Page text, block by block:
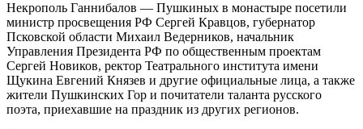
Некрополь Ганнибалов — Пушкиных в монастыре посетили
министр просвещения РФ Сергей Кравцов, губернатор
Псковской области Михаил Ведерников, начальник
Управления Президента РФ по общественным проектам
Сергей Новиков, ректор Театрального института имени
Щукина Евгений Князев и другие официальные лица, а также
жители Пушкинских Гор и почитатели таланта русского
поэта, приехавшие на праздник из других регионов.